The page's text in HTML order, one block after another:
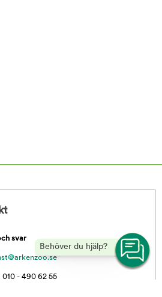
Behöver du hjälp?
svar
010 - 490 62 55